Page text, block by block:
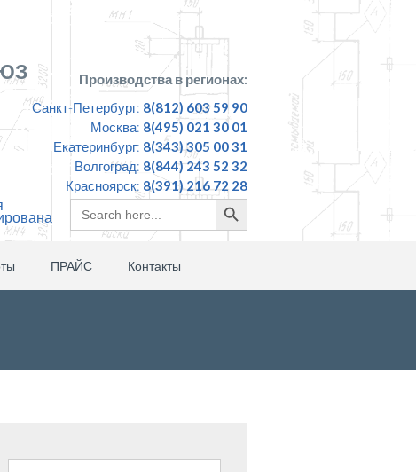
Производства в регионах:
Санкт-Петербург: 8(812) 603 59 90
Москва: 8(495) 021 30 01
Екатеринбург: 8(343) 305 00 31
Волгоград: 8(844) 243 52 32
Красноярск: 8(391) 216 72 28
Search
for:
Search
Button
ПРАЙС Контакты
Найти: